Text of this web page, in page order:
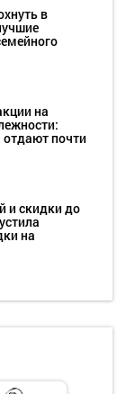
в
на
почти
и скидки до
на